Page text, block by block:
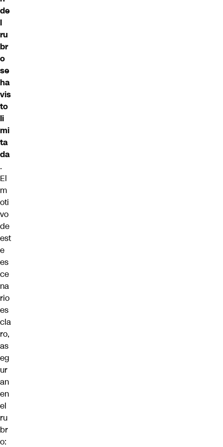
de
l
ru
br
o
se
ha
vis
to
li
mi
ta
da
.
El
m
oti
vo
de
est
e
es
ce
na
rio
es
cla
ro,
as
eg
ur
an
en
el
ru
br
o: